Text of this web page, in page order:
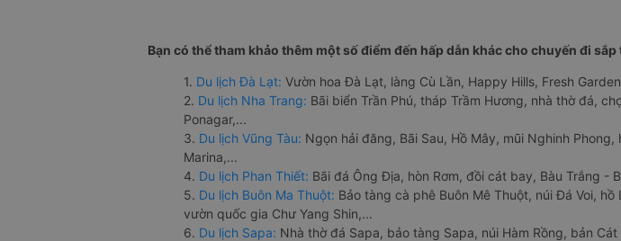
Bạn có thể tham khảo thêm một số điểm đến hấp dẫn khác cho chuyến đi sắp
1. Du lịch Đà Lạt: Vườn hoa Đà Lạt, làng Cù Lần, Happy Hills, Fresh
2. Du lịch Nha Trang: Bãi biển Trần Phú, tháp Trầm Hương, nhà thờ đá,
Ponagar,...
3. Du lịch Vũng Tàu: Ngọn hải đăng, Bãi Sau, Hồ Mây, mũi Nghinh
Marina,...
4. Du lịch Phan Thiết: Bãi đá Ông Địa, hòn Rơm, đồi cát bay, Bàu Trắng -
5. Du lịch Buôn Ma Thuột: Bảo tàng cà phê Buôn Mê Thuột, núi Đá Voi,
vườn quốc gia Chư Yang Shin,...
6. Du lịch Sapa: Nhà thờ đá Sapa, bảo tàng Sapa, núi Hàm Rồng, bản